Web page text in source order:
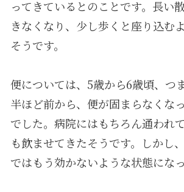
ってきているとのことです。長い
きなくなり、少し歩くと座り込む
そうです。
便については、 5歳から6歳頃、つ
半ほど前から、便が固まらなくな
でした。病院にはもちろん通われ
も飲ませてきたそうです。しかし
ではもう効かないような状態にな